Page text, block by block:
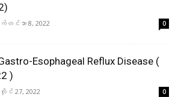
တင်ဘာ 8, 2022 0
Gastro-Esophageal Reflux Disease (
)
င် 27, 2022 0